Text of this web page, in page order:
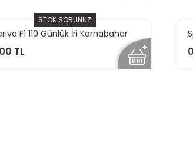
STOK SORUNUZ
F1 110 Günlük İri Karnabahar
TL